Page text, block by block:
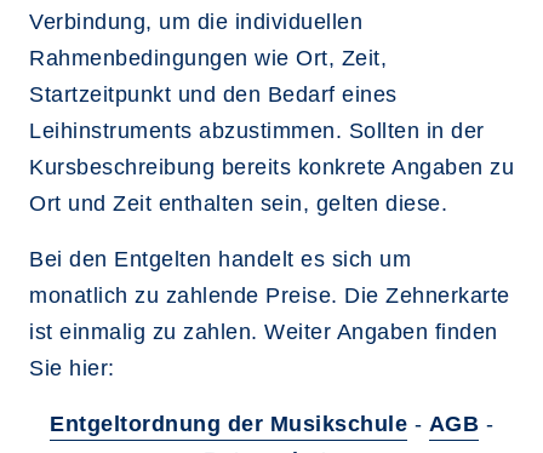
Verbindung, um die individuellen
Rahmenbedingungen wie Ort, Zeit,
Startzeitpunkt und den Bedarf eines
Leihinstruments abzustimmen. Sollten in der
Kursbeschreibung bereits konkrete Angaben zu
Ort und Zeit enthalten sein, gelten diese.
Bei den Entgelten handelt es sich um
monatlich zu zahlende Preise. Die Zehnerkarte
ist einmalig zu zahlen. Weiter Angaben finden
Sie hier:
Entgeltordnung der Musikschule - AGB -